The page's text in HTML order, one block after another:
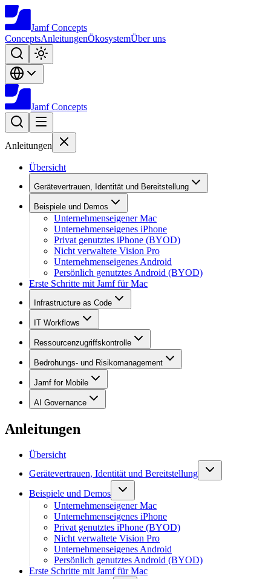
Jamf Concepts
ConceptsAnleitungenÖkosystemÜber uns
Jamf Concepts
Anleitungen
Übersicht
Gerätevertrauen, Identität und Bereitstellung
Beispiele und Demos
Unternehmenseigener Mac
Unternehmenseigenes iPhone
Privat genutztes iPhone (BYOD)
Nicht verwaltete Vision Pro
Unternehmenseigenes Android
Persönlich genutztes Android (BYOD)
Erste Schritte mit Jamf für Mac
Infrastructure as Code
IT Workflows
Ressourcenzugriffskontrolle
Bedrohungs- und Risikomanagement
Jamf for Mobile
AI Governance
Anleitungen
Übersicht
Gerätevertrauen, Identität und Bereitstellung
Beispiele und Demos
Unternehmenseigener Mac
Unternehmenseigenes iPhone
Privat genutztes iPhone (BYOD)
Nicht verwaltete Vision Pro
Unternehmenseigenes Android
Persönlich genutztes Android (BYOD)
Erste Schritte mit Jamf für Mac